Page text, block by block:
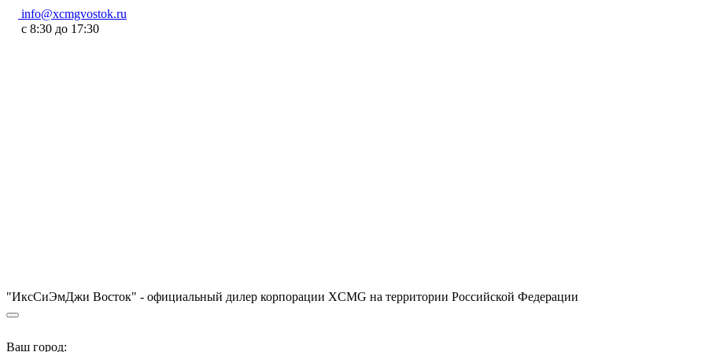
info@xcmgvostok.ru
с 8:30 до 17:30
"ИксСиЭмДжи Восток" - официальный дилер корпорации XCMG на территории Российской Федерации
Ваш город: